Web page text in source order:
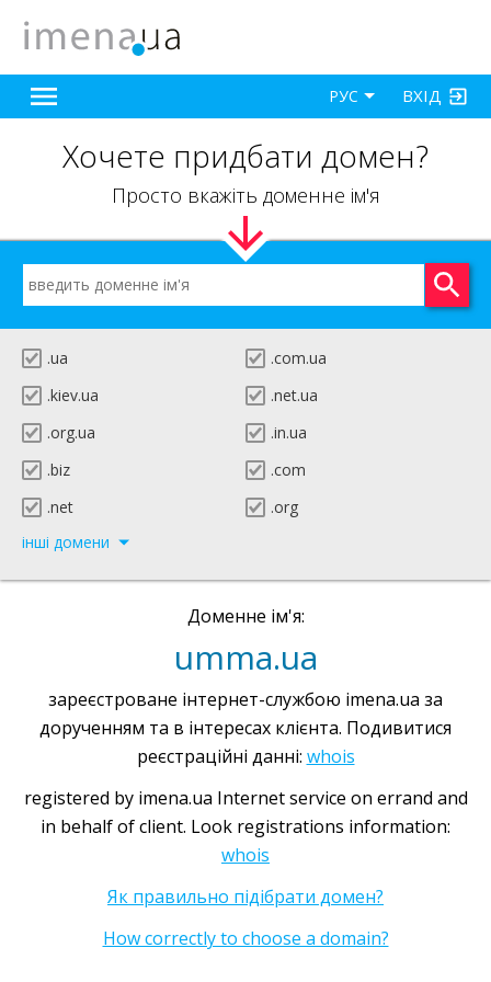
ВХІД
РУС
Хочете придбати домен?
Просто вкажіть доменне ім'я
.ua
.com.ua
.kiev.ua
.net.ua
.org.ua
.in.ua
.biz
.com
.net
.org
інші домени
Доменне ім'я:
umma.ua
зареєстроване інтернет-службою imena.ua за
дорученням та в інтересах клієнта. Подивитися
реєстраційні данні: whois
registered by imena.ua Internet service on errand and
in behalf of client. Look registrations information:
whois
Як правильно підібрати домен?
How correctly to choose a domain?